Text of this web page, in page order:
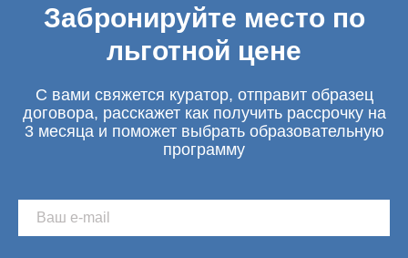
Забронируйте место по
льготной цене
С вами свяжется куратор, отправит образец
договора, расскажет как получить рассрочку на
3 месяца и поможет выбрать образовательную
программу